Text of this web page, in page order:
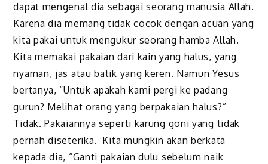
dapat mengenal dia sebagai seorang manusia Allah.
Karena dia memang tidak cocok dengan acuan yang
kita pakai untuk mengukur seorang hamba Allah.
Kita memakai pakaian dari kain yang halus, yang
nyaman, jas atau batik yang keren. Namun Yesus
bertanya, “Untuk apakah kami pergi ke padang
gurun? Melihat orang yang berpakaian halus?”
Tidak. Pakaiannya seperti karung goni yang tidak
pernah diseterika. Kita mungkin akan berkata
kepada dia, “Ganti pakaian dulu sebelum naik